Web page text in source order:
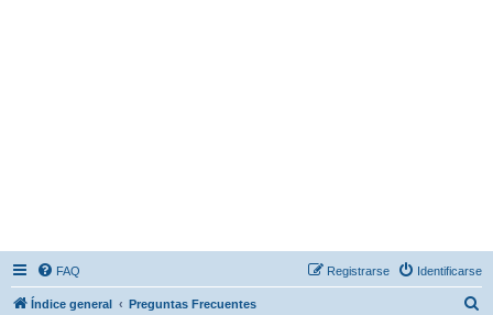
FAQ Identificarse
Registrarse
Índice general Preguntas Frecuentes